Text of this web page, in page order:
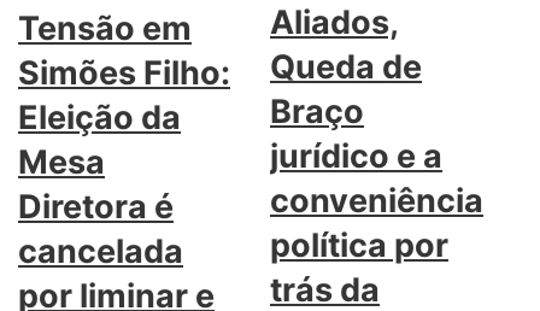
Tensão em
Simões Filho:
Eleição da
Mesa
Diretora é
cancelada
por liminar e
Aliados,
Queda de
Braço
jurídico e a
conveniência
política por
trás da